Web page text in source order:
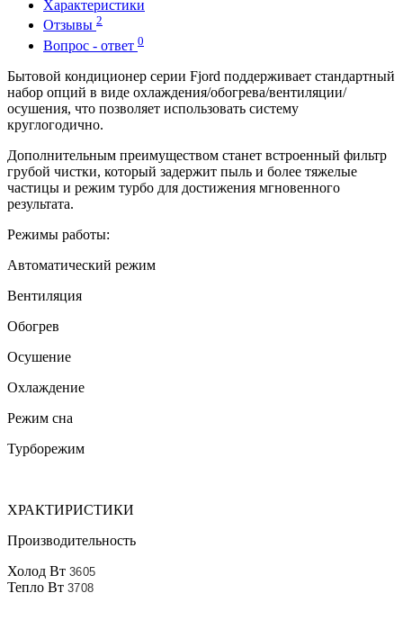
Характеристики
Отзывы 2
Вопрос - ответ 0
Бытовой кондиционер серии Fjord поддерживает стандартный
набор опций в виде охлаждения/обогрева/вентиляции/
осушения, что позволяет использовать систему
круглогодично.
Дополнительным преимуществом станет встроенный фильтр
грубой чистки, который задержит пыль и более тяжелые
частицы и режим турбо для достижения мгновенного
результата.
Режимы работы:
Автоматический режим
Вентиляция
Обогрев
Осушение
Охлаждение
Режим сна
Турборежим
ХРАКТИРИСТИКИ
Производительность
Холод Вт 3605
Тепло Вт 3708